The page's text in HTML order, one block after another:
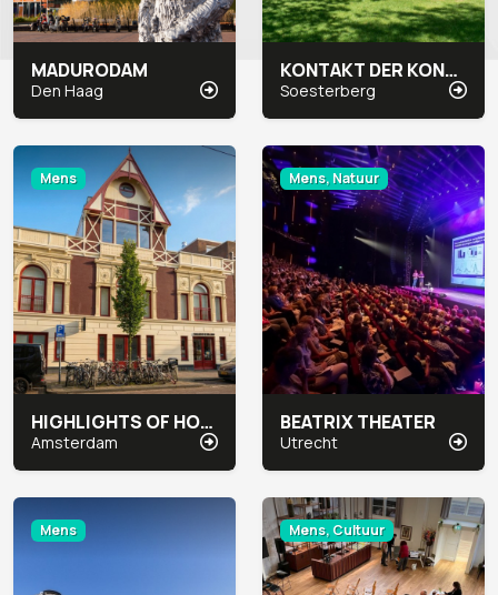
MADURODAM
Den Haag
KONTAKT DER KONTINENTEN
Soesterberg
Mens
HIGHLIGHTS OF HOLLAND
Amsterdam
Mens, Natuur
BEATRIX THEATER
Utrecht
Mens Mens, Cultuur